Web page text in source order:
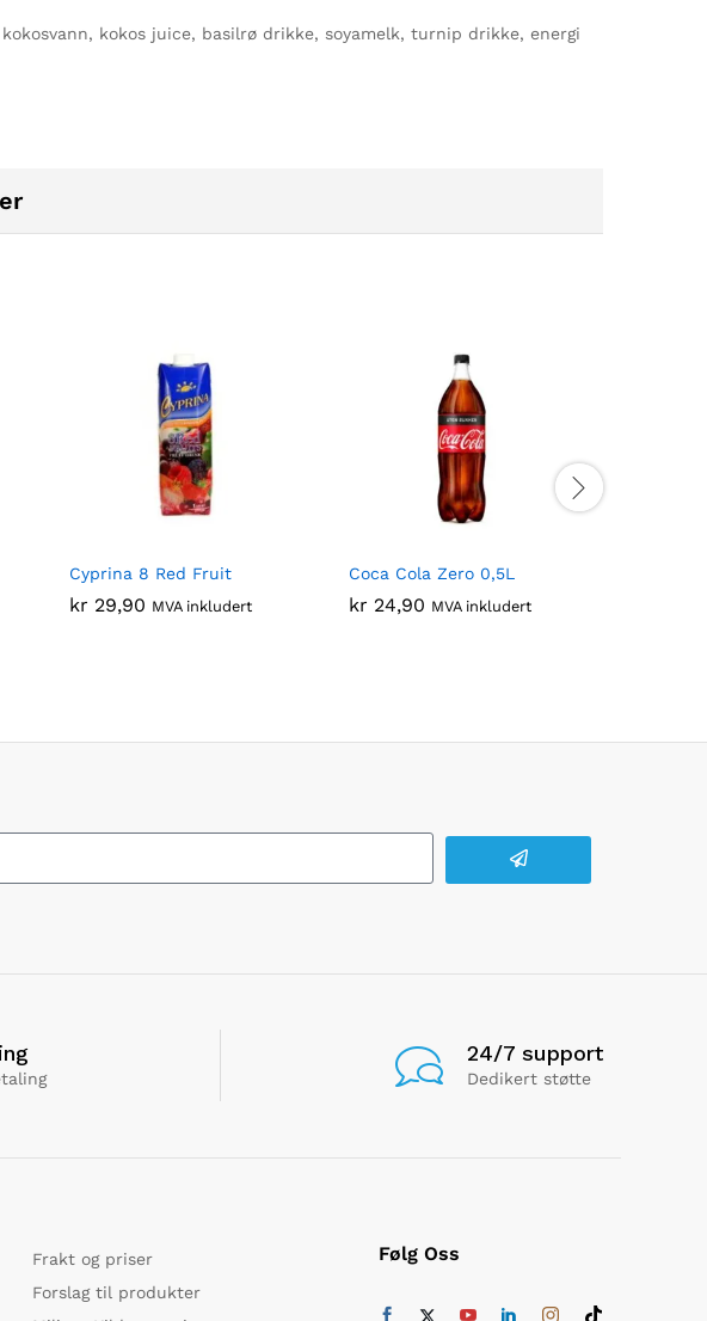
kokos juice, basilrø drikke, soyamelk, turnip drikke, energi
Cyprina 8 Red Fruit
kr 29,90 MVA inkludert
Coca Cola Zero 0,5L
kr 24,90 MVA inkludert
24/7 support
Dedikert støtte
Frakt og priser
Forslag til produkter
Følg Oss